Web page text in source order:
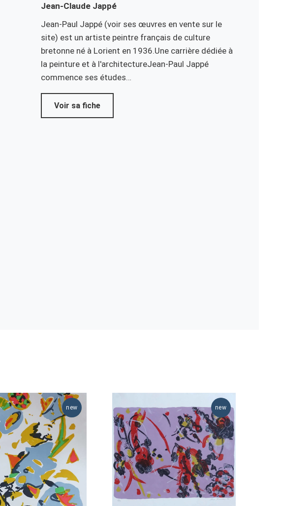
Jean-Claude Jappé
Jean-Paul Jappé (voir ses œuvres en vente sur le
site) est un artiste peintre français de culture
bretonne né à Lorient en 1936.Une carrière dédiée à
la peinture et à l'architectureJean-Paul Jappé
commence ses études…
Voir sa fiche